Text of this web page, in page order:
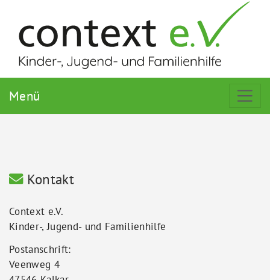
Menü
Kontakt
Context e.V.
Kinder-, Jugend- und Familienhilfe
Postanschrift:
Veenweg 4